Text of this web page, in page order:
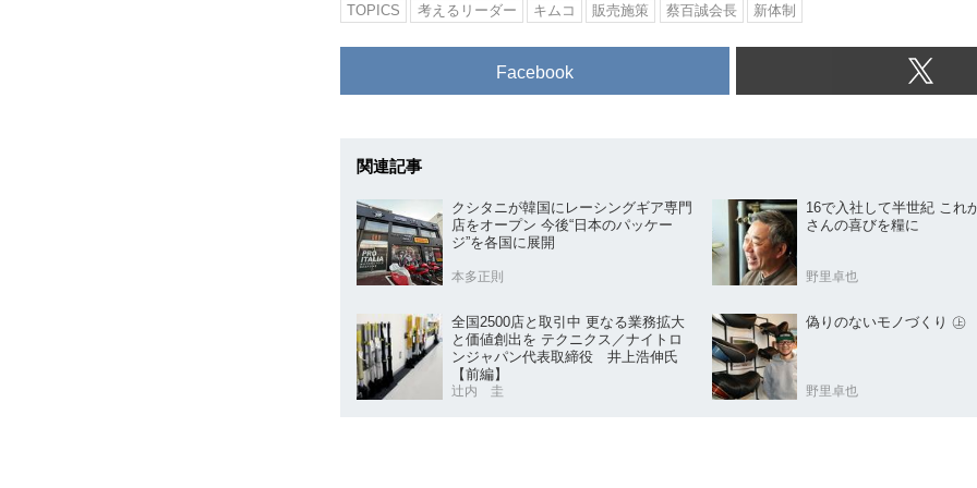
TOPICS 考えるリーダー キムコ 販売施策 蔡百誠会長 新体制
Facebook
関連記事
クシタニが韓国にレーシングギア専門
店をオープン 今後“日本のパッケー
ジ”を各国に展開
本多正則
16で入社して半世紀 これ
さんの喜びを糧に
野里卓也
全国2500店と取引中 更なる業務拡大
と価値創出を テクニクス／ナイトロ
ンジャパン代表取締役 井上浩伸氏
【前編】
辻内 圭
偽りのないモノづくり ㊤
野里卓也